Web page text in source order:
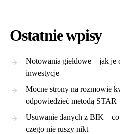
Ostatnie wpisy
Notowania giełdowe – jak je
inwestycje
Mocne strony na rozmowie
odpowiedzieć metodą STAR
Usuwanie danych z BIK – co
czego nie ruszy nikt